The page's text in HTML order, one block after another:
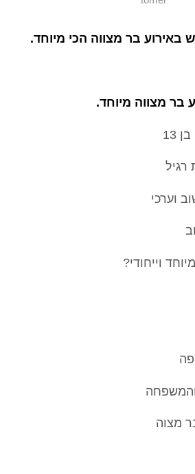
באירוע בר מצווה הכי מיוחד.
בר מצווה מיוחד.
13
רגיל
וערכי
וייחודי?
מצוה